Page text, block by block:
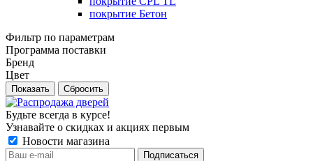
покрытие Бетон
Фильтр по параметрам
Программа поставки
Бренд
Цвет
Сбросить
Будьте всегда в курсе!
Узнавайте о скидках и акциях первым
Новости магазина